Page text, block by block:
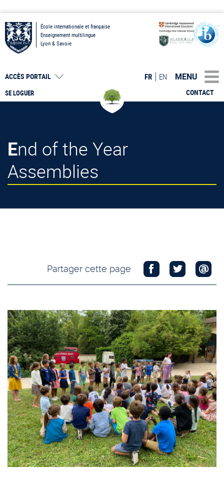
École internationale et française
Enseignement multilingue
Lyon & Savoie
SE LOGUER
ACCÈS PORTAIL
CONTACT
FR EN MENU
End of the Year
Assemblies
Partager cette page